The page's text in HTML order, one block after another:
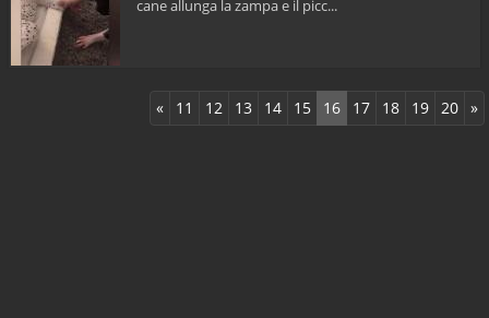
cane allunga la zampa e il picc...
« 11 12 13 14 15 16 17 18 19 20 »